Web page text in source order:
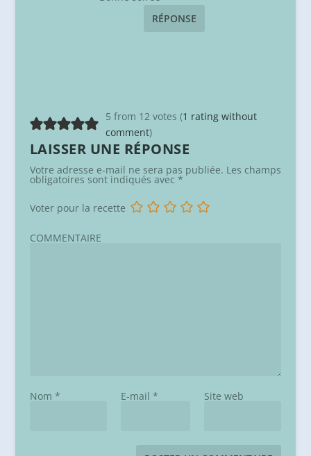
RÉPONSE
5 from 12 votes (1 rating without
comment)
LAISSER UNE RÉPONSE
Votre adresse e-mail ne sera pas publiée. Les champs
obligatoires sont indiqués avec *
Voter pour la recette
COMMENTAIRE
Nom * E-mail * Site web